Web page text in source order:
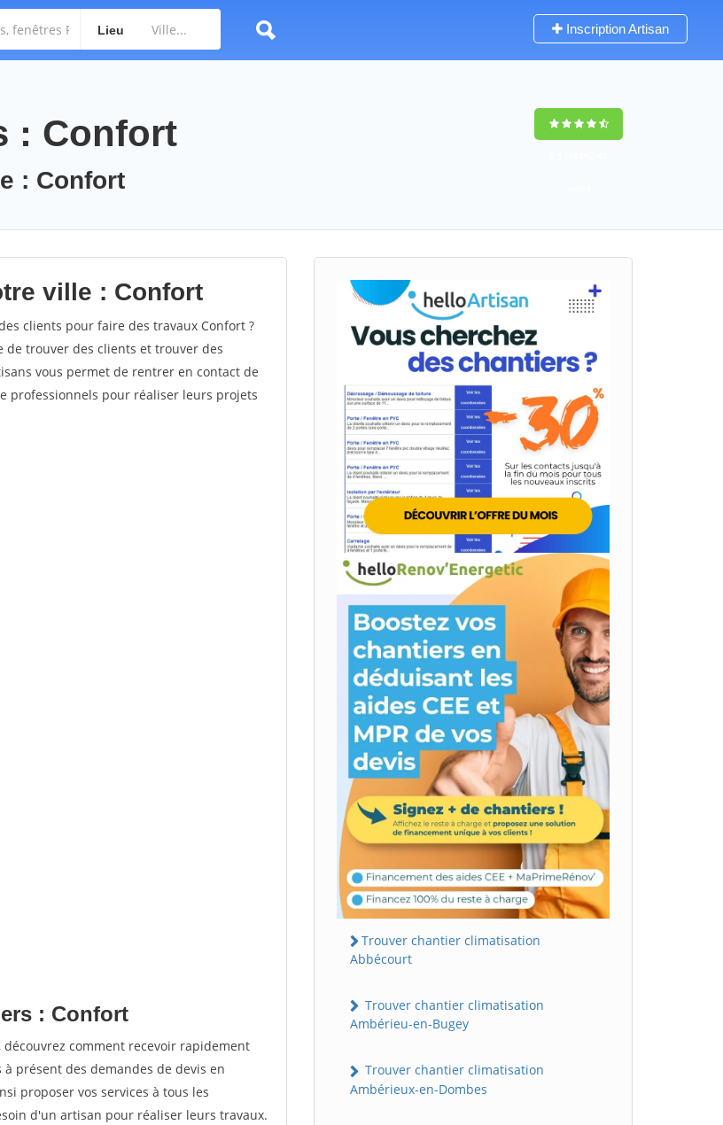
Lieu Inscription Artisan
: Confort
: Confort
ville : Confort
clients pour faire des travaux Confort ?
trouver des clients et trouver des
vous permet de rentrer en contact de
professionnels pour réaliser leurs projets
: Confort
comment recevoir rapidement
présent des demandes de devis en
proposer vos services à tous les
d'un artisan pour réaliser leurs travaux.
Trouver chantier climatisation
Abbécourt
Trouver chantier climatisation
Ambérieu-en-Bugey
Trouver chantier climatisation
Ambérieux-en-Dombes